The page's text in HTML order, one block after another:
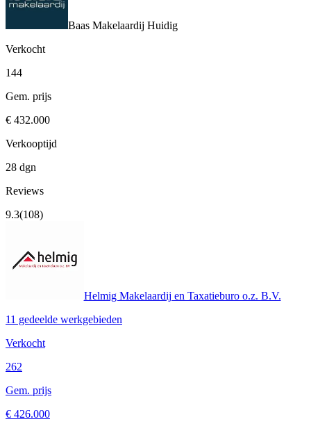
Baas Makelaardij Huidig
Verkocht
144
Gem. prijs
€ 432.000
Verkooptijd
28 dgn
Reviews
9.3(108)
Helmig Makelaardij en Taxatieburo o.z. B.V.
11 gedeelde werkgebieden
Verkocht
262
Gem. prijs
€ 426.000